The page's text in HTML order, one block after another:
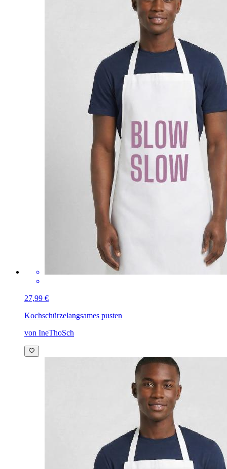
27,99 €
Kochschürzelangsames pusten
von IneThoSch